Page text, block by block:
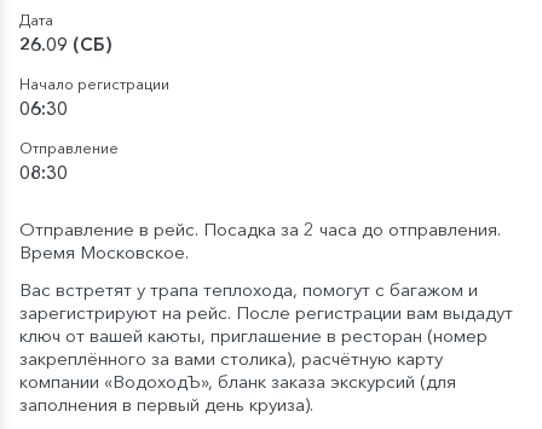
Дата
26.09 (СБ)
Начало регистрации
06:30
Отправление
08:30
Отправление в рейс. Посадка за 2 часа до отправления.
Время Московское.
Вас встретят у трапа теплохода, помогут с багажом и
зарегистрируют на рейс. После регистрации вам выдадут
ключ от вашей каюты, приглашение в ресторан (номер
закреплённого за вами столика), расчётную карту
компании «ВодоходЪ», бланк заказа экскурсий (для
заполнения в первый день круиза).